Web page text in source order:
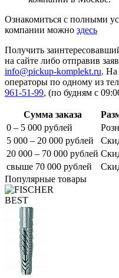
Ознакомиться с полными
компании можно здесь
Получить
на сайте либо отправив
info@pickup-komplekt.ru. На
операторы по одному из
961-51-99, (по будням с
Сумма заказа
0 – 5 000 рублей
5 000 – 20 000 рублей
20 000 – 70 000 рублей
свыше 70 000 рублей
Популярные товары
BEST